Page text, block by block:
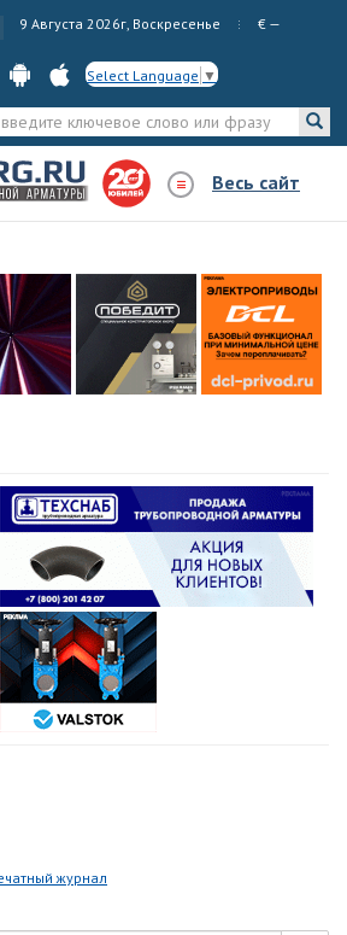
9 Августа 2026г, Воскресенье € —
Select Language ▼
Весь сайт
журнал